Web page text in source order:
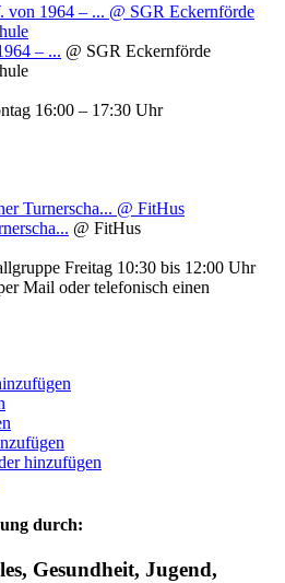
von 1964 – ... @ SGR Eckernförde
– ... @ SGR Eckernförde
16:00 – 17:30 Uhr
Turnerscha... @ FitHus
@ FitHus
Freitag 10:30 bis 12:00 Uhr
Mail oder telefonisch einen
hinzufügen
durch:
Gesundheit, Jugend,